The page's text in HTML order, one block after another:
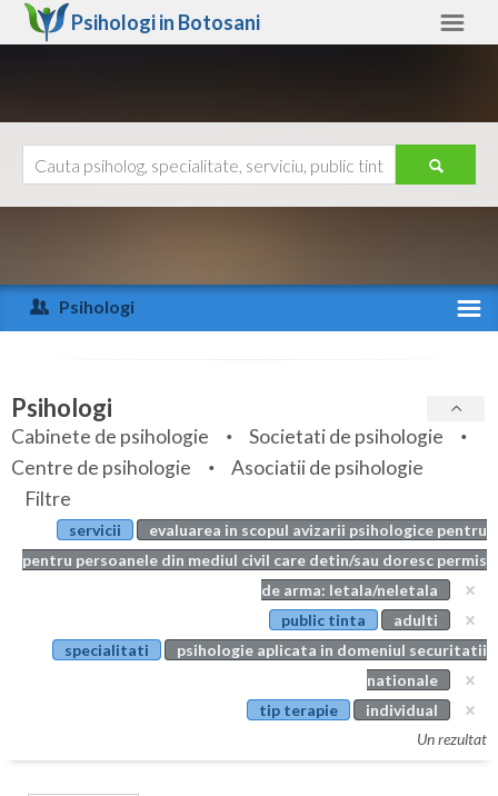
Psihologi in Botosani
Arad
Arges
Bihor
Bistrita-Nasaud
Botosani
Braila
Bucuresti
Ajutor
Psihologi
Specialitati
Servicii
Articole
Evenimente
Psihologi
Cabinete de psihologie
Societati de psihologie
Centre de psihologie
Asociatii de psihologie
Filtre
servicii
evaluarea in scopul avizarii psihologice pentru
pentru persoanele din mediul civil care detin/sau doresc permis
de arma: letala/neletala
public tinta
adulti
specialitati
psihologie aplicata in domeniul securitatii
nationale
tip terapie
individual
Un rezultat